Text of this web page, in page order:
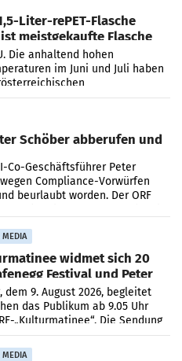
Liter-rePET-Flasche
meistgekaufte Flasche
Die anhaltend hohen
im Juni und Juli haben
Vöslauer zu deutlichen
geführt. Während
Schöber abberufen und
Co-Geschäftsführer Peter
Compliance-Vorwürfen
beurlaubt worden. Der ORF
MEDIA
widmet sich 20
Festival und Peter
dem 9. August 2026, begleitet
das Publikum ab 9.05 Uhr
„Kulturmatinee“. Die Sendung
Dokumentation „20 Jahre
MEDIA